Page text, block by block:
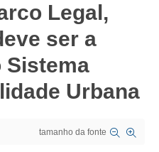
Legal,
ser a
Sistema
Urbana
tamanho da fonte